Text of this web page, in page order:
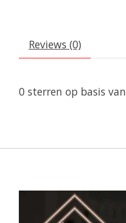
Reviews (0)
0 sterren op basis van